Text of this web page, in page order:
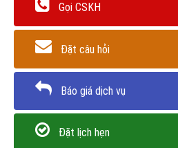
Gọi CSKH
Đặt câu hỏi
Báo giá dịch vụ
Đặt lịch hẹn